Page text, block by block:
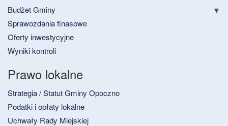
Budżet Gminy
Sprawozdania finasowe
Oferty inwestycyjne
Wyniki kontroli
Prawo lokalne
Strategia / Statut Gminy Opoczno
Podatki i opłaty lokalne
Uchwały Rady Miejskiej